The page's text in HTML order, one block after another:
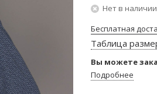
Нет в наличии
Бесплатная
Таблица
Вы можете
Подробнее